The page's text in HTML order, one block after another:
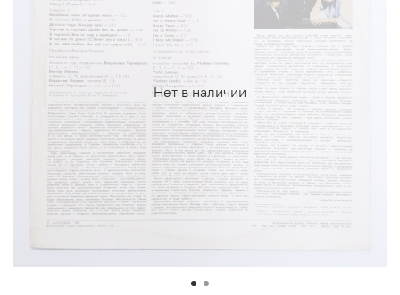
Нет в наличии